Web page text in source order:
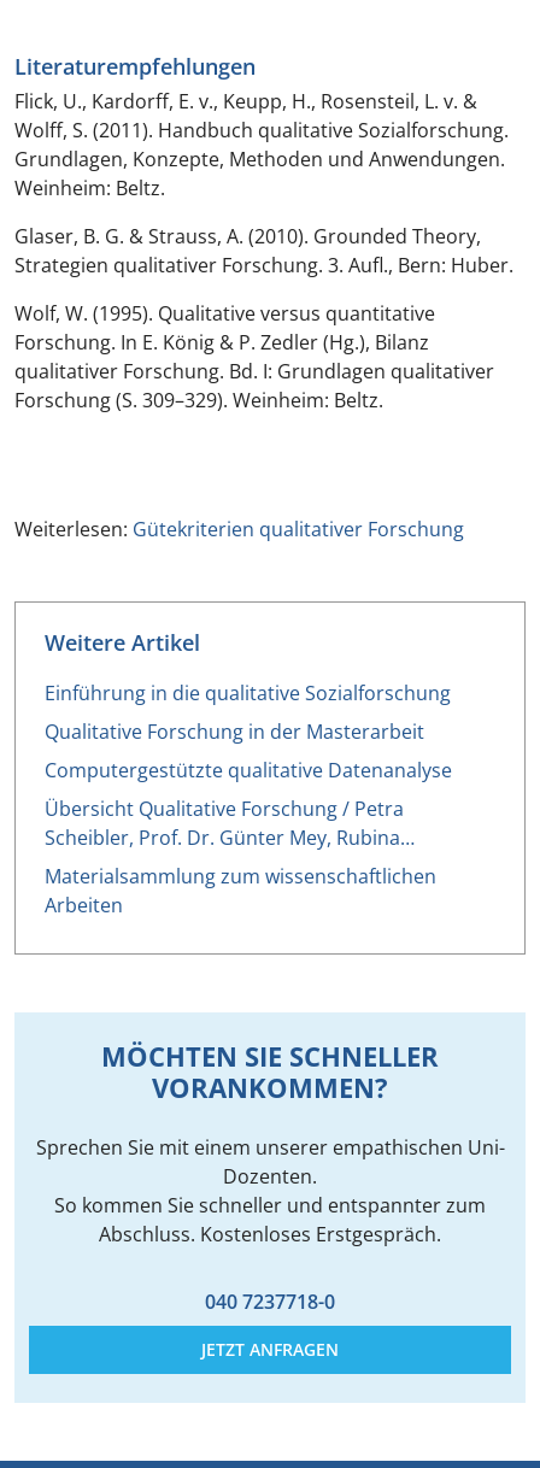
Literaturempfehlungen
Flick, U., Kardorff, E. v., Keupp, H., Rosensteil, L. v. &
Wolff, S. (2011). Handbuch qualitative Sozialforschung.
Grundlagen, Konzepte, Methoden und Anwendungen.
Weinheim: Beltz.
Glaser, B. G. & Strauss, A. (2010). Grounded Theory,
Strategien qualitativer Forschung. 3. Aufl., Bern: Huber.
Wolf, W. (1995). Qualitative versus quantitative
Forschung. In E. König & P. Zedler (Hg.), Bilanz
qualitativer Forschung. Bd. I: Grundlagen qualitativer
Forschung (S. 309–329). Weinheim: Beltz.
Weiterlesen: Gütekriterien qualitativer Forschung
Weitere Artikel
Einführung in die qualitative Sozialforschung
Qualitative Forschung in der Masterarbeit
Computergestützte qualitative Datenanalyse
Übersicht Qualitative Forschung / Petra
Scheibler, Prof. Dr. Günter Mey, Rubina…
Materialsammlung zum wissenschaftlichen
Arbeiten
MÖCHTEN SIE SCHNELLER
VORANKOMMEN?
Sprechen Sie mit einem unserer empathischen Uni-
Dozenten.
So kommen Sie schneller und entspannter zum
Abschluss. Kostenloses Erstgespräch.
040 7237718-0
JETZT ANFRAGEN